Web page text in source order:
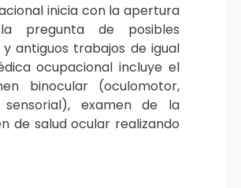
inicia con la apertura
pregunta de posibles
antiguos trabajos de igual
ocupacional incluye el
binocular (oculomotor,
sensorial), examen de la
de salud ocular realizando